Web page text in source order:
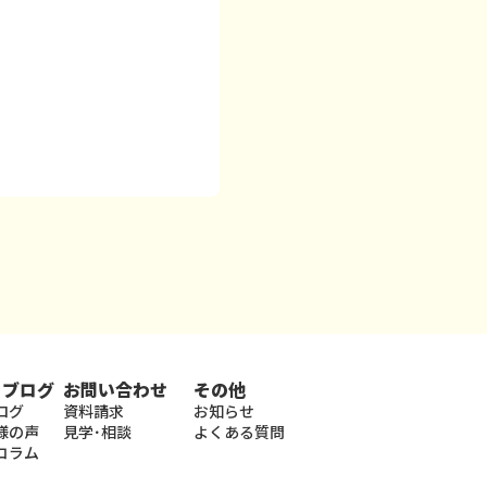
ログ
グ
の声
ラム
お問い合わせ
資料請求
見学･相談
その他
お知らせ
よくある質問